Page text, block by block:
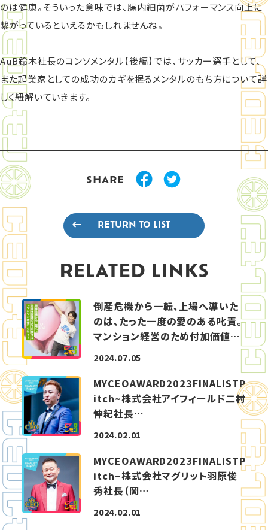
のは健康。そういった意味では、腸内細菌がパフォーマンス向上に
繋がっているといえるかもしれませんね。
AuB鈴木社長のコンソメンタル【後編】では、サッカー選手として、
また起業家としての成功のカギを握るメンタルのもち方について詳
しく紐解いていきます。
SHARE
RETURN TO LIST
RELATED LINKS
倒産危機から一転、上場へ導いた
のは、たった一度の愛のある叱責。
マンション経営のため付加価値…
2024.07.05
MYCEOAWARD2023FINALISTP
itch~株式会社アイフィールド二村
伸紀社長…
2024.02.01
MYCEOAWARD2023FINALISTP
itch~株式会社マグリット羽原俊
秀社長（岡…
2024.02.01